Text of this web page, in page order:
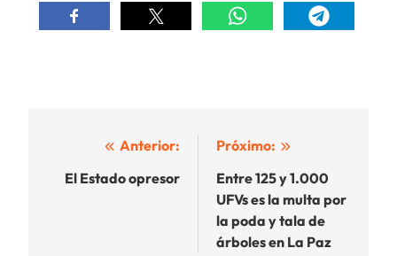
Navegación
de
Anterior:
El Estado opresor
Próximo:
Entre 125 y 1.000
UFVs es la multa por
la poda y tala de
árboles en La Paz